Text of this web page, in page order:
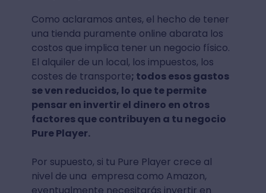
Como aclaramos antes, el hecho de tener
una tienda puramente online abarata los
costos que implica tener un negocio físico.
El alquiler de un local, los impuestos, los
costes de transporte; todos esos gastos
se ven reducidos, lo que te permite
pensar en invertir el dinero en otros
factores que contribuyen a tu negocio
Pure Player.
Por supuesto, si tu Pure Player crece al
nivel de una empresa como Amazon,
eventualmente necesitarás invertir en